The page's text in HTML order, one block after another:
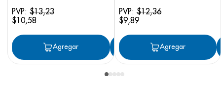
PVP: $13,23
$10,58
Agregar Agregar
PVP:$12,36
$9,89
Agregar